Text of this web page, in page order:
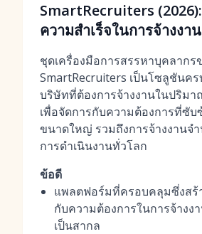
SmartRecruiters
ความสำเร็จในการจ้างงาน
ชุดเครื่องมือการสรรหาบุคลากร
SmartRecruiters เป็นโซลูชันค
บริษัทที่ต้องการจ้างงานในปริม
เพื่อจัดการกับความต้องการที่ซั
ขนาดใหญ่ รวมถึงการจ้างงานจ
การดำเนินงานทั่วโลก
ข้อดี
แพลตฟอร์มที่ครอบคลุมซึ่งสร้
กับความต้องการในการจ้าง
เป็นสากล